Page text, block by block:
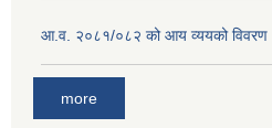
आ.व. २०८१/०८२ को आय व्ययको
more